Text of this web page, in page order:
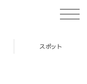
toggle
企画